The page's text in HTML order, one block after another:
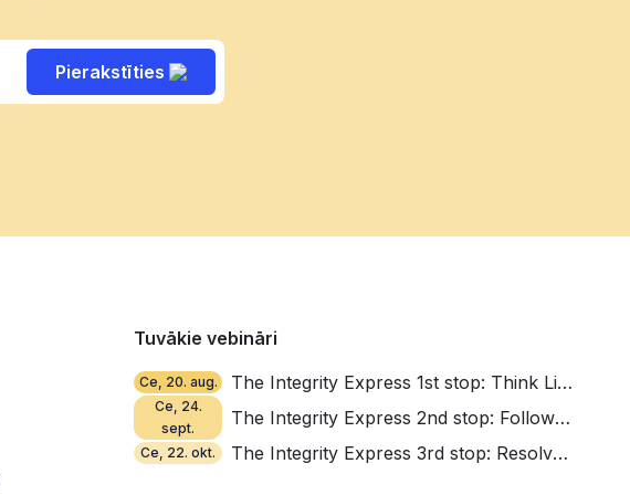
Pierakstīties
Tuvākie vebināri
Ce, 20. aug. The Integrity Express 1st stop: Think Like a Thief
Ce, 24.
sept.
The Integrity Express 2nd stop: Follow the Money, Find the Red Flags
Ce, 22. okt. The Integrity Express 3rd stop: Resolve, Repair, Reinforce